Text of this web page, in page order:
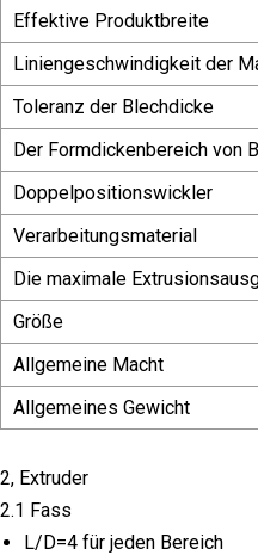
Effektive Produktbreite
Liniengeschwindigkeit der
Toleranz der Blechdicke
Der Formdickenbereich von
Doppelpositionswickler
Verarbeitungsmaterial
Die maximale
Größe
Allgemeine Macht
Allgemeines Gewicht
2, Extruder
2.1 Fass
L/D=4 für jeden Bereich